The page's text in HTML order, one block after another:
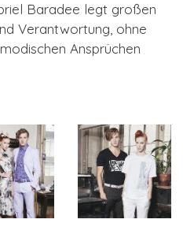
Baradee legt großen
Verantwortung, ohne
Ansprüchen